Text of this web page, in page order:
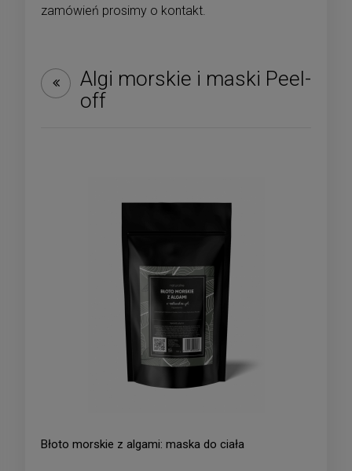
zamówień prosimy o kontakt.
Algi morskie i maski Peel-
off
Błoto morskie z algami: maska do ciała